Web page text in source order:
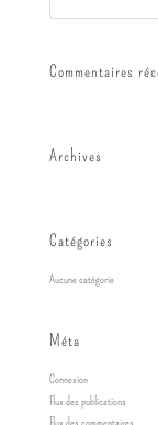
Commentaires
Archives
Catégories
Aucune catégorie
Méta
Connexion
Flux des publications